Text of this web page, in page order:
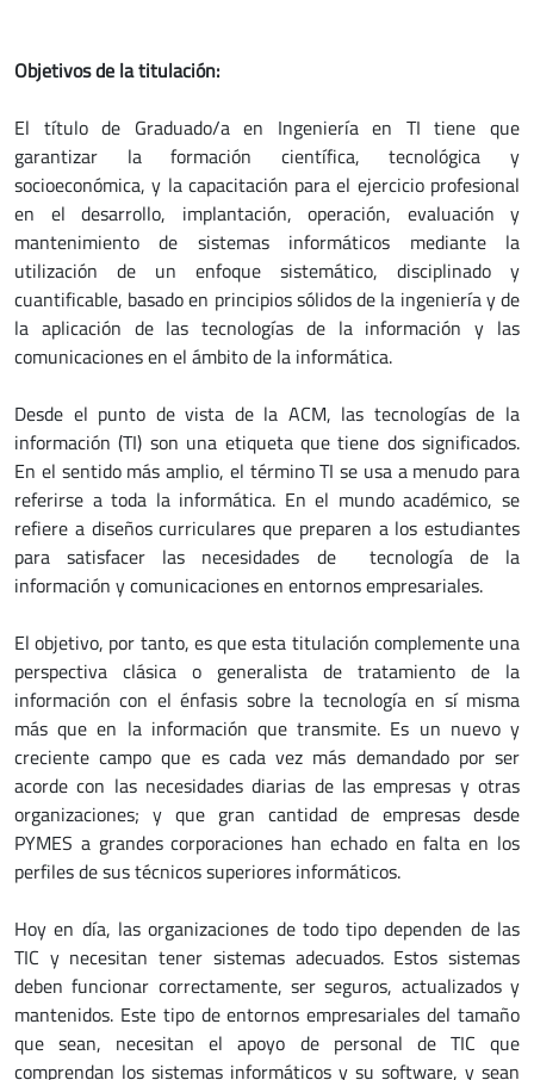
Objetivos de la titulación:
El título de Graduado/a en Ingeniería en TI tiene que
garantizar la formación científica, tecnológica y
socioeconómica, y la capacitación para el ejercicio profesional
en el desarrollo, implantación, operación, evaluación y
mantenimiento de sistemas informáticos mediante la
utilización de un enfoque sistemático, disciplinado y
cuantificable, basado en principios sólidos de la ingeniería y de
la aplicación de las tecnologías de la información y las
comunicaciones en el ámbito de la informática.
Desde el punto de vista de la ACM, las tecnologías de la
información (TI) son una etiqueta que tiene dos significados.
En el sentido más amplio, el término TI se usa a menudo para
referirse a toda la informática. En el mundo académico, se
refiere a diseños curriculares que preparen a los estudiantes
para satisfacer las necesidades de tecnología de la
información y comunicaciones en entornos empresariales.
El objetivo, por tanto, es que esta titulación complemente una
perspectiva clásica o generalista de tratamiento de la
información con el énfasis sobre la tecnología en sí misma
más que en la información que transmite. Es un nuevo y
creciente campo que es cada vez más demandado por ser
acorde con las necesidades diarias de las empresas y otras
organizaciones; y que gran cantidad de empresas desde
PYMES a grandes corporaciones han echado en falta en los
perfiles de sus técnicos superiores informáticos.
Hoy en día, las organizaciones de todo tipo dependen de las
TIC y necesitan tener sistemas adecuados. Estos sistemas
deben funcionar correctamente, ser seguros, actualizados y
mantenidos. Este tipo de entornos empresariales del tamaño
que sean, necesitan el apoyo de personal de TIC que
comprendan los sistemas informáticos y su software, y sean